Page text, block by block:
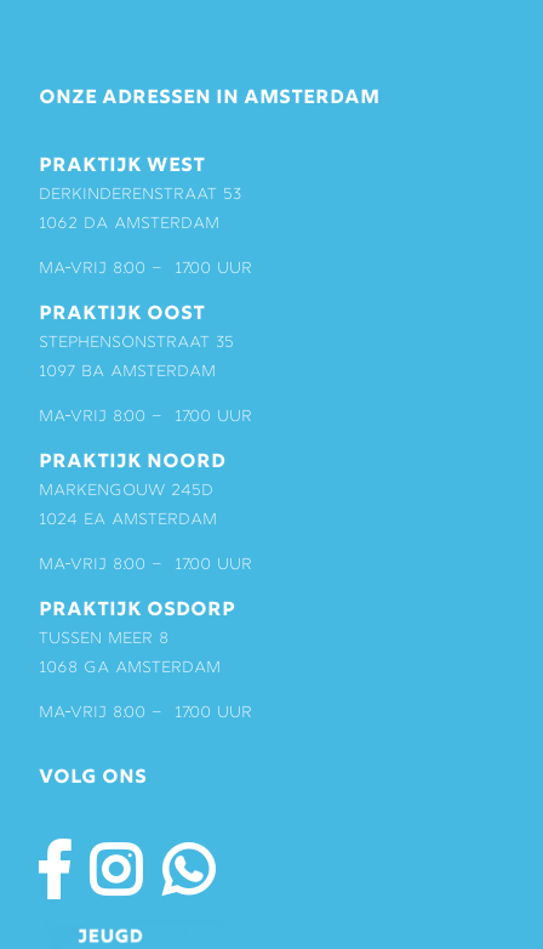
ONZE ADRESSEN IN AMSTERDAM
PRAKTIJK WEST
Derkinderenstraat 53
1062 DA Amsterdam
ma-vrij 8:00 – 17:00 uur
PRAKTIJK OOST
Stephensonstraat 35
1097 BA Amsterdam
ma-vrij 8:00 – 17:00 uur
PRAKTIJK NOORD
Markengouw 245D
1024 EA Amsterdam
ma-vrij 8:00 – 17:00 uur
PRAKTIJK OSDORP
Tussen Meer 8
1068 GA Amsterdam
ma-vrij 8:00 – 17:00 uur
VOLG ONS